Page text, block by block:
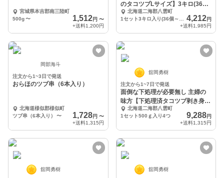
宮城県本吉郡南三陸町
500g〜 1,512円 〜
+送料1,200円
のタコツブLサイズ】3キロ(36個
～45個入り)
北海道二海郡八雲町
4,212円
+送料1,985円
岡部海斗
注文から1~3日で発送
おらほのツブ串（6本入り）
北海道様似郡様似町
ツブ串（6本入り）
〜 1,728円 〜
+送料1,315円
舘岡勇樹
注文から1~7日で発送
面倒な下処理が必要無し 主婦の
味方【下処理済タコツブ剥き身】
2キロ入り
北海道二海郡八雲町
1セット500ｇ入り4つ
9,288円
+送料1,315円
舘岡勇樹 舘岡勇樹